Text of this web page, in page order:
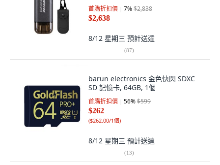
首購折扣價 7%$2,838
$2,638
8/12 星期三 預計送達
(87)
barun electronics 金色快閃 SDXC
SD 記憶卡, 64GB, 1個
首購折扣價 56%$599
$262
($262.00/1個)
8/12 星期三 預計送達
(13)